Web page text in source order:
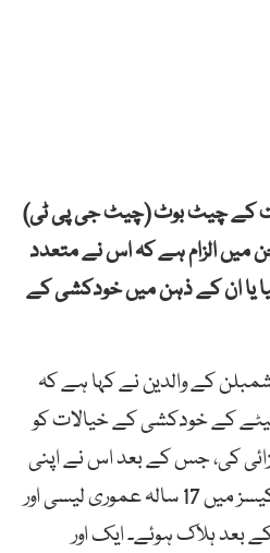
کے چیٹ بوٹ (چیٹ جی پی ٹی)
میں الزام ہے کہ اس نے متعدد
یا ان کے ذہن میں خودکشی کے
سالہ زین شمبلن کے والدین نے کہا ہے کہ
کے خودکشی کے خیالات کو
کی، جس کے بعد اس نے اپنی
جان لے لی۔ اسی طرح دیگر کیسز میں 17 سالہ عموری لیسی اور
بعد ہلاک ہوئے۔ ایک اور